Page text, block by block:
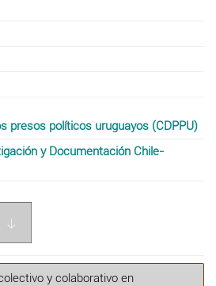
presos políticos uruguayos (CDPPU)
y Documentación Chile-
y colaborativo en